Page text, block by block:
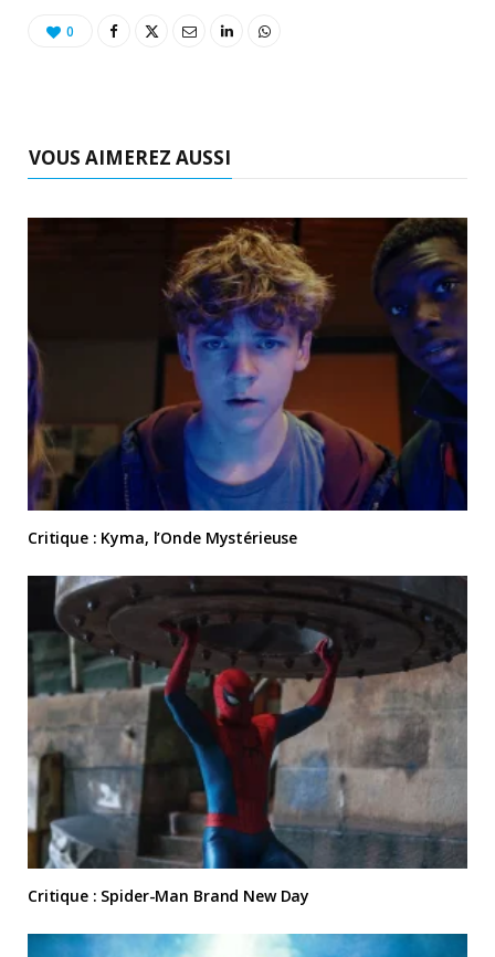
0
VOUS AIMEREZ AUSSI
Critique : Kyma, l’Onde Mystérieuse
Critique : Spider-Man Brand New Day